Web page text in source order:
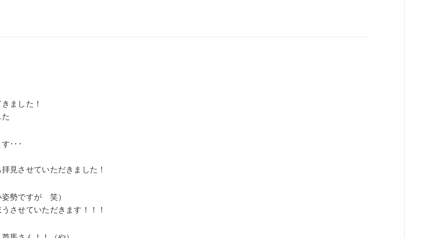
ました！
･･･
見させていただきました！
姿勢ですが 笑）
させていただきます！！！